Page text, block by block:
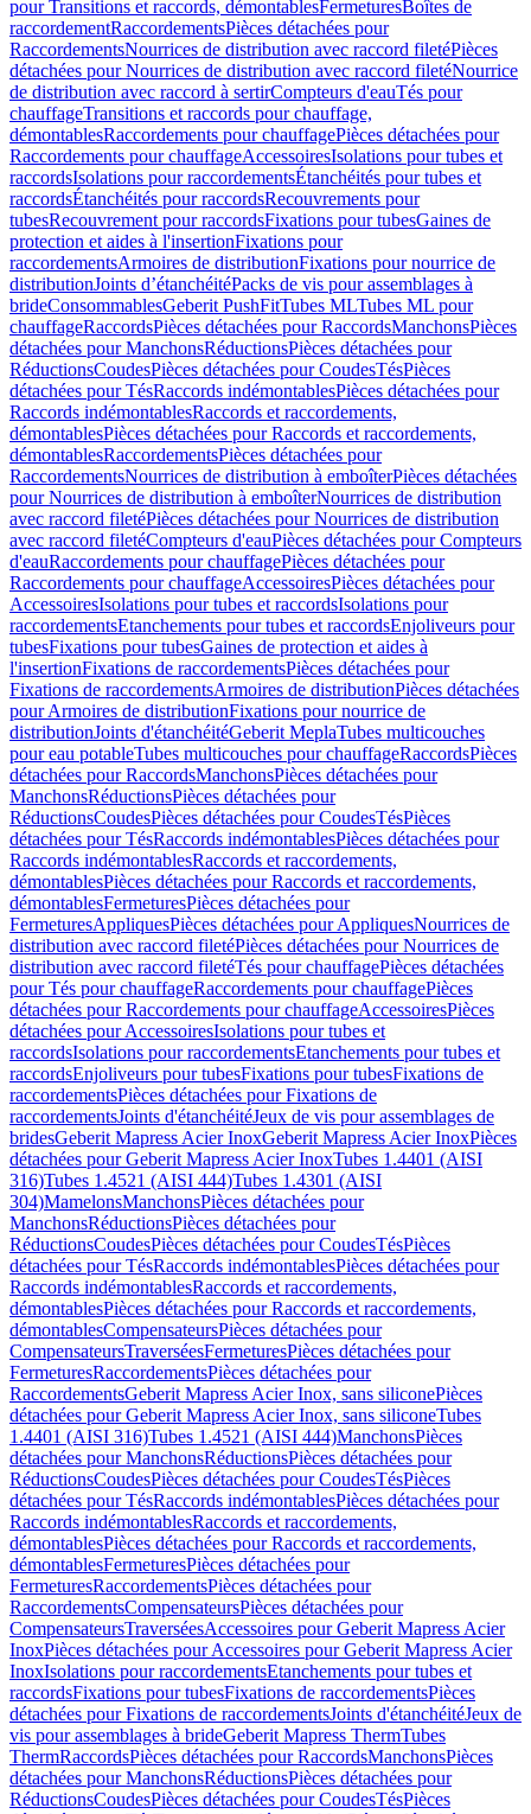
pour Transitions et raccords, démontablesFermeturesBoîtes de
raccordementRaccordementsPièces détachées pour
RaccordementsNourrices de distribution avec raccord filetéPièces
détachées pour Nourrices de distribution avec raccord filetéNourrice
de distribution avec raccord à sertirCompteurs d'eauTés pour
chauffageTransitions et raccords pour chauffage,
démontablesRaccordements pour chauffagePièces détachées pour
Raccordements pour chauffageAccessoiresIsolations pour tubes et
raccordsIsolations pour raccordementsÉtanchéités pour tubes et
raccordsÉtanchéités pour raccordsRecouvrements pour
tubesRecouvrement pour raccordsFixations pour tubesGaines de
protection et aides à l'insertionFixations pour
raccordementsArmoires de distributionFixations pour nourrice de
distributionJoints d’étanchéitéPacks de vis pour assemblages à
brideConsommablesGeberit PushFitTubes MLTubes ML pour
chauffageRaccordsPièces détachées pour RaccordsManchonsPièces
détachées pour ManchonsRéductionsPièces détachées pour
RéductionsCoudesPièces détachées pour CoudesTésPièces
détachées pour TésRaccords indémontablesPièces détachées pour
Raccords indémontablesRaccords et raccordements,
démontablesPièces détachées pour Raccords et raccordements,
démontablesRaccordementsPièces détachées pour
RaccordementsNourrices de distribution à emboîterPièces détachées
pour Nourrices de distribution à emboîterNourrices de distribution
avec raccord filetéPièces détachées pour Nourrices de distribution
avec raccord filetéCompteurs d'eauPièces détachées pour Compteurs
d'eauRaccordements pour chauffagePièces détachées pour
Raccordements pour chauffageAccessoiresPièces détachées pour
AccessoiresIsolations pour tubes et raccordsIsolations pour
raccordementsEtanchements pour tubes et raccordsEnjoliveurs pour
tubesFixations pour tubesGaines de protection et aides à
l'insertionFixations de raccordementsPièces détachées pour
Fixations de raccordementsArmoires de distributionPièces détachées
pour Armoires de distributionFixations pour nourrice de
distributionJoints d'étanchéitéGeberit MeplaTubes multicouches
pour eau potableTubes multicouches pour chauffageRaccordsPièces
détachées pour RaccordsManchonsPièces détachées pour
ManchonsRéductionsPièces détachées pour
RéductionsCoudesPièces détachées pour CoudesTésPièces
détachées pour TésRaccords indémontablesPièces détachées pour
Raccords indémontablesRaccords et raccordements,
démontablesPièces détachées pour Raccords et raccordements,
démontablesFermeturesPièces détachées pour
FermeturesAppliquesPièces détachées pour AppliquesNourrices de
distribution avec raccord filetéPièces détachées pour Nourrices de
distribution avec raccord filetéTés pour chauffagePièces détachées
pour Tés pour chauffageRaccordements pour chauffagePièces
détachées pour Raccordements pour chauffageAccessoiresPièces
détachées pour AccessoiresIsolations pour tubes et
raccordsIsolations pour raccordementsEtanchements pour tubes et
raccordsEnjoliveurs pour tubesFixations pour tubesFixations de
raccordementsPièces détachées pour Fixations de
raccordementsJoints d'étanchéitéJeux de vis pour assemblages de
bridesGeberit Mapress Acier InoxGeberit Mapress Acier InoxPièces
détachées pour Geberit Mapress Acier InoxTubes 1.4401 (AISI
316)Tubes 1.4521 (AISI 444)Tubes 1.4301 (AISI
304)MamelonsManchonsPièces détachées pour
ManchonsRéductionsPièces détachées pour
RéductionsCoudesPièces détachées pour CoudesTésPièces
détachées pour TésRaccords indémontablesPièces détachées pour
Raccords indémontablesRaccords et raccordements,
démontablesPièces détachées pour Raccords et raccordements,
démontablesCompensateursPièces détachées pour
CompensateursTraverséesFermeturesPièces détachées pour
FermeturesRaccordementsPièces détachées pour
RaccordementsGeberit Mapress Acier Inox, sans siliconePièces
détachées pour Geberit Mapress Acier Inox, sans siliconeTubes
1.4401 (AISI 316)Tubes 1.4521 (AISI 444)ManchonsPièces
détachées pour ManchonsRéductionsPièces détachées pour
RéductionsCoudesPièces détachées pour CoudesTésPièces
détachées pour TésRaccords indémontablesPièces détachées pour
Raccords indémontablesRaccords et raccordements,
démontablesPièces détachées pour Raccords et raccordements,
démontablesFermeturesPièces détachées pour
FermeturesRaccordementsPièces détachées pour
RaccordementsCompensateursPièces détachées pour
CompensateursTraverséesAccessoires pour Geberit Mapress Acier
InoxPièces détachées pour Accessoires pour Geberit Mapress Acier
InoxIsolations pour raccordementsEtanchements pour tubes et
raccordsFixations pour tubesFixations de raccordementsPièces
détachées pour Fixations de raccordementsJoints d'étanchéitéJeux de
vis pour assemblages à brideGeberit Mapress ThermTubes
ThermRaccordsPièces détachées pour RaccordsManchonsPièces
détachées pour ManchonsRéductionsPièces détachées pour
RéductionsCoudesPièces détachées pour CoudesTésPièces